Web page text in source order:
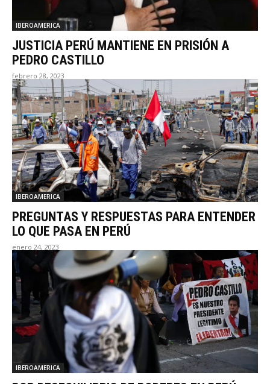
IBEROAMERICA
JUSTICIA PERÚ MANTIENE EN PRISIÓN A
PEDRO CASTILLO
febrero 28, 2023
IBEROAMERICA
PREGUNTAS Y RESPUESTAS PARA ENTENDER
LO QUE PASA EN PERÚ
enero 24, 2023
IBEROAMERICA